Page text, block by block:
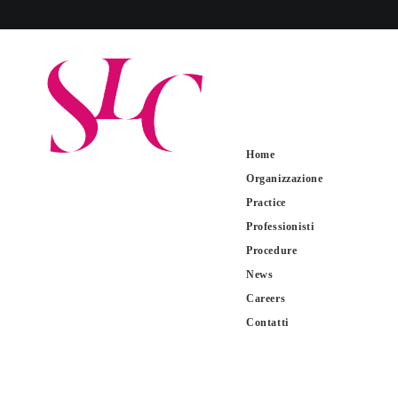
Home
Organizzazione
Practice
Professionisti
Procedure
News
Careers
Contatti